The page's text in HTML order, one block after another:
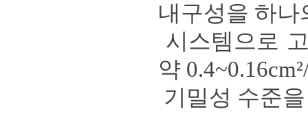
내구성을 하나
시스템으로
약
기밀성 수준